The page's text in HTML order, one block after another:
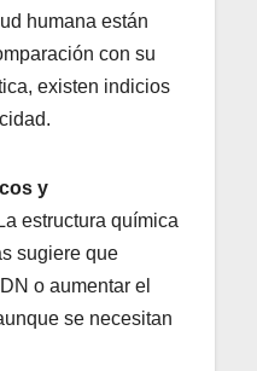
humana están
con su
existen indicios
y
La estructura química
sugiere que
o aumentar el
se necesitan